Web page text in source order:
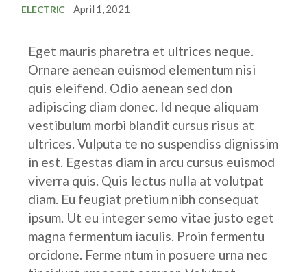
ELECTRIC April 1, 2021
Eget mauris pharetra et ultrices neque.
Ornare aenean euismod elementum nisi
quis eleifend. Odio aenean sed don
adipiscing diam donec. Id neque aliquam
vestibulum morbi blandit cursus risus at
ultrices. Vulputa te no suspendiss dignissim
in est. Egestas diam in arcu cursus euismod
viverra quis. Quis lectus nulla at volutpat
diam. Eu feugiat pretium nibh consequat
ipsum. Ut eu integer semo vitae justo eget
magna fermentum iaculis. Proin fermentu
orcidone. Ferme ntum in posuere urna nec